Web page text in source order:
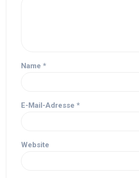
Name *
E-Mail-Adresse *
Website